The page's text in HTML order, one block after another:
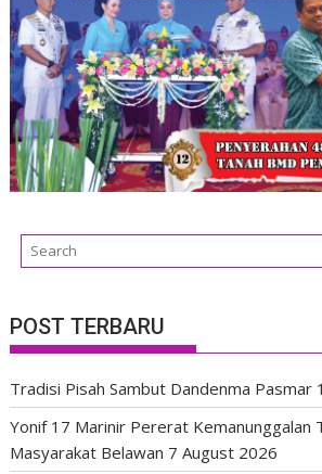
POST TERBARU
Tradisi Pisah Sambut Dandenma Pasmar 1
Yonif 17 Marinir Pererat Kemanunggalan
Masyarakat Belawan 7 August 2026